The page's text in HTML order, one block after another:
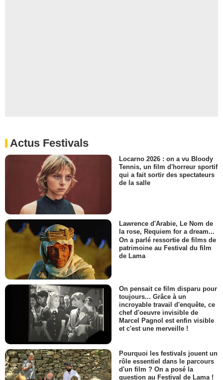
Actus Festivals
Locarno 2026 : on a vu Bloody
Tennis, un film d'horreur sportif
qui a fait sortir des spectateurs
de la salle
Lawrence d'Arabie, Le Nom de
la rose, Requiem for a dream...
On a parlé ressortie de films de
patrimoine au Festival du film
de Lama
On pensait ce film disparu pour
toujours... Grâce à un
incroyable travail d'enquête, ce
chef d'oeuvre invisible de
Marcel Pagnol est enfin visible
et c'est une merveille !
Pourquoi les festivals jouent un
rôle essentiel dans le parcours
d'un film ? On a posé la
question au Festival de Lama !